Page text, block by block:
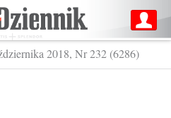
2018, Nr 232 (6286)